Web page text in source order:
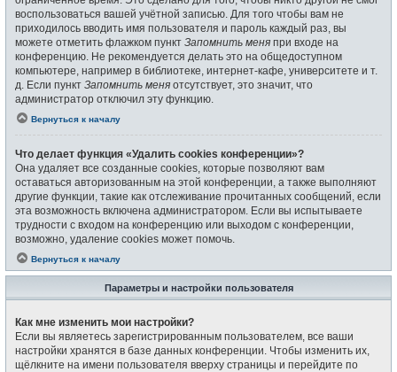
воспользоваться вашей учётной записью. Для того чтобы вам не
приходилось вводить имя пользователя и пароль каждый раз, вы
можете отметить флажком пункт Запомнить меня при входе на
конференцию. Не рекомендуется делать это на общедоступном
компьютере, например в библиотеке, интернет-кафе, университете и т.
д. Если пункт Запомнить меня отсутствует, это значит, что
администратор отключил эту функцию.
Вернуться к началу
Что делает функция «Удалить cookies конференции»?
Она удаляет все созданные cookies, которые позволяют вам
оставаться авторизованным на этой конференции, а также выполняют
другие функции, такие как отслеживание прочитанных сообщений, если
эта возможность включена администратором. Если вы испытываете
трудности с входом на конференцию или выходом с конференции,
возможно, удаление cookies может помочь.
Вернуться к началу
Параметры и настройки пользователя
Как мне изменить мои настройки?
Если вы являетесь зарегистрированным пользователем, все ваши
настройки хранятся в базе данных конференции. Чтобы изменить их,
щёлкните на имени пользователя вверху страницы и перейдите по